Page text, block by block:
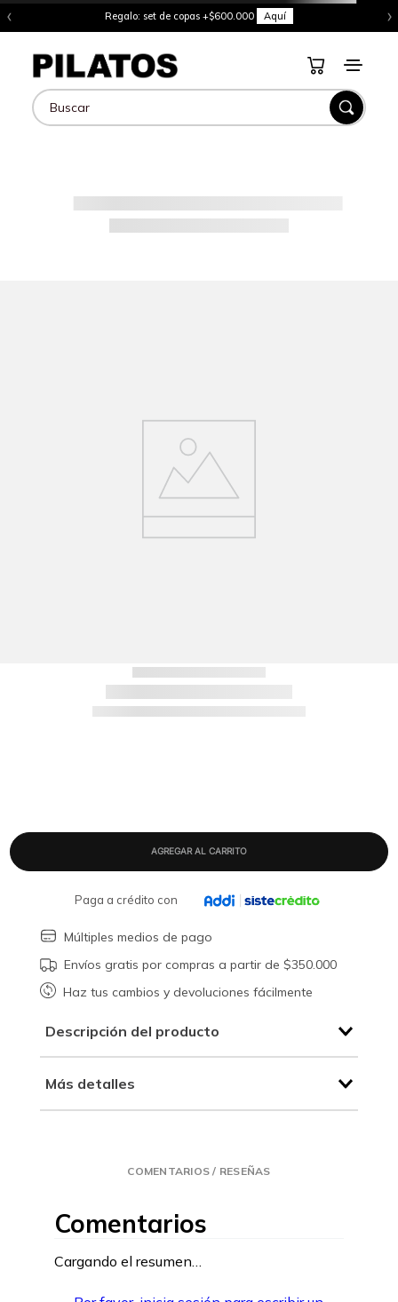
‹ Regalo: set de copas +$600.000 Aquí ›
Buscar
Paga a crédito con
Múltiples medios de pago
Envíos gratis por compras a partir de $350.000
Haz tus cambios y devoluciones fácilmente
Descripción del producto
Más detalles
COMENTARIOS / RESEÑAS
Comentarios
Cargando el resumen…